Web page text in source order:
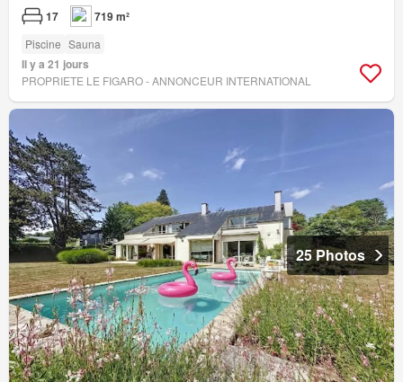
17 719 m²
Piscine Sauna
Il y a 21 jours
PROPRIETE LE FIGARO - ANNONCEUR INTERNATIONAL
25 Photos